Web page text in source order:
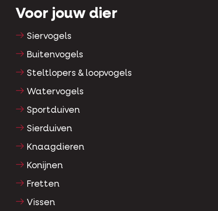
Voor jouw dier
Siervogels
Buitenvogels
Steltlopers & loopvogels
Watervogels
Sportduiven
Sierduiven
Knaagdieren
Konijnen
Fretten
Vissen